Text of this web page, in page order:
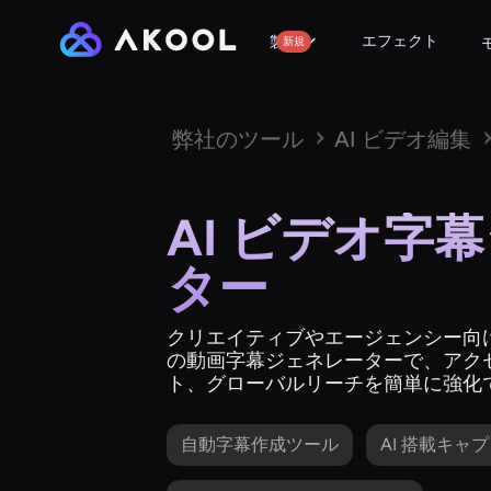
製品
新規 エフェクト
弊社のツール AI ビデオ編集
AI ビデオ字
ター
クリエイティブやエージェンシー
の動画字幕ジェネレーターで、ア
ト、グローバルリーチを簡単に強化
自動字幕作成ツール AI 搭載キャ